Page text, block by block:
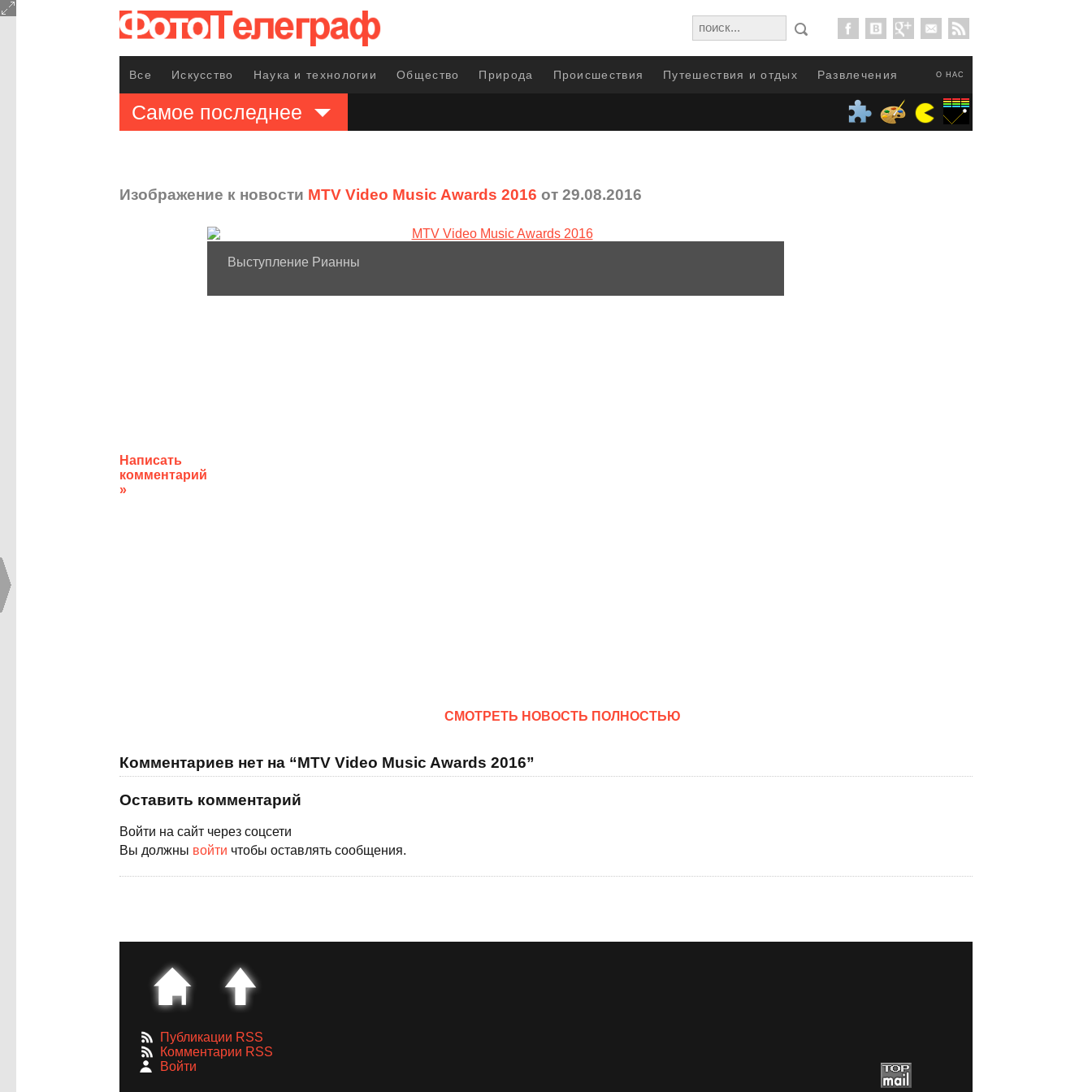
О НАС
Все Искусство Наука и технологии Общество Природа Происшествия Путешествия и отдых Развлечения
Самое последнее
Изображение к новости MTV Video Music Awards 2016 от 29.08.2016
Написать
комментарий
»
Выступление Рианны
CМОТРЕТЬ НОВОСТЬ ПОЛНОСТЬЮ
Комментариев нет на “MTV Video Music Awards 2016”
Оставить комментарий
Войти на сайт через соцсети
Вы должны войти чтобы оставлять сообщения.
Публикации RSS
Комментарии RSS
Войти